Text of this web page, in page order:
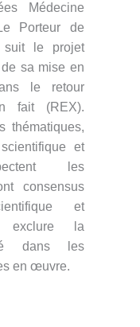
Médecine
Porteur de
suit le projet
sa mise en
le retour
fait (REX).
thématiques,
et
les
consensus
et
exclure la
dans les
en œuvre.